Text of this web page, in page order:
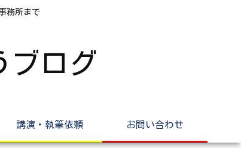
務所まで
ブログ
講演・執筆依頼 お問い合わせ